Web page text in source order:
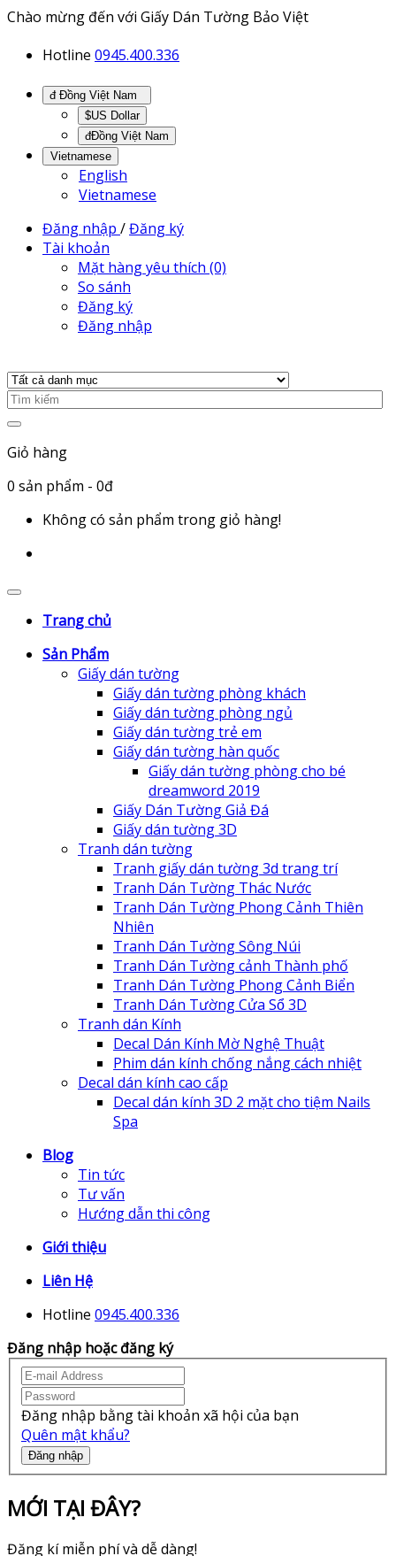
Chào mừng đến với Giấy Dán Tường Bảo Việt
Hotline 0945.400.336
$US Dollar
đĐồng Việt Nam
Vietnamese
English
Vietnamese
Đăng nhập /Đăng ký
Tài khoản
Mặt hàng yêu thích (0)
So sánh
Đăng ký
Đăng nhập
Giỏ hàng
0 sản phẩm - 0đ
Không có sản phẩm trong giỏ hàng!
Trang chủ
Sản Phẩm
Giấy dán tường
Giấy dán tường phòng khách
Giấy dán tường phòng ngủ
Giấy dán tường trẻ em
Giấy dán tường hàn quốc
Giấy dán tường phòng cho bé
dreamword 2019
Giấy Dán Tường Giả Đá
Giấy dán tường 3D
Tranh dán tường
Tranh giấy dán tường 3d trang trí
Tranh Dán Tường Thác Nước
Tranh Dán Tường Phong Cảnh Thiên
Nhiên
Tranh Dán Tường Sông Núi
Tranh Dán Tường cảnh Thành phố
Tranh Dán Tường Phong Cảnh Biển
Tranh Dán Tường Cửa Sổ 3D
Tranh dán Kính
Decal Dán Kính Mờ Nghệ Thuật
Phim dán kính chống nắng cách nhiệt
Decal dán kính cao cấp
Decal dán kính 3D 2 mặt cho tiệm Nails
Spa
Blog
Tin tức
Tư vấn
Hướng dẫn thi công
Giới thiệu
Liên Hệ
Hotline 0945.400.336
Đăng nhập hoặc đăng ký
Đăng nhập bằng tài khoản xã hội của bạn
Quên mật khẩu?
Đăng nhập
MỚI TẠI ĐÂY?
Đăng kí miễn phí và dễ dàng!